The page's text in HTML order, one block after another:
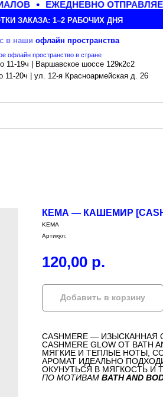
ЕЖЕДНЕВНО
ЗАКАЗА: 1–2 РАБОЧИХ ДНЯ
в наши офлайн пространства
офлайн пространство в стране
11-19ч | Варшавское шоссе 129к2с2
11-20ч | ул. 12-я Красноармейская д. 26
КЕМА — КАШЕМИР
KEMA
Артикул:
120,00 р.
Добавить в корзину
CASHMERE —
CASHMERE GLOW ОТ
МЯГКИЕ И ТЕПЛЫЕ НОТЫ,
АРОМАТ ИДЕАЛЬНО
ОКУНУТЬСЯ В МЯГКОСТЬ И
ПО МОТИВАМ BATH AND